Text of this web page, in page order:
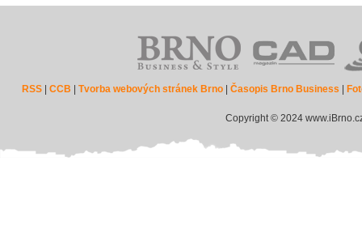
RSS |CCB |Tvorba webových stránek Brno |Časopis Brno Business
Copyright © 2024